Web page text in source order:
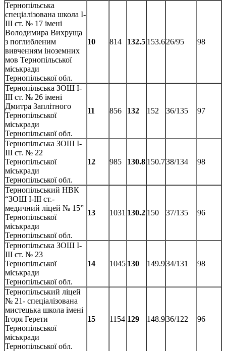
Тернопільська
спеціалізована школа І-
ІІІ ст. № 17 імені
Володимира Вихруща
з поглибленим
вивченням іноземних
мов Тернопільської
міськради
Тернопільської обл.
10 814 132.5 153.626/95 98
Тернопільська ЗОШ І-
ІІІ ст. № 26 імені
Дмитра Заплітного
Тернопільської
міськради
Тернопільської обл.
11 856 132 152 36/135 97
Тернопільська ЗОШ І-
ІІІ ст. № 22
Тернопільської
міськради
Тернопільської обл.
12 985 130.8 150.738/134 98
Тернопільський НВК
“ЗОШ І-ІІІ ст.-
медичний ліцей № 15”
Тернопільської
міськради
Тернопільської обл.
13 1031 130.2 150 37/135 96
Тернопільська ЗОШ І-
ІІІ ст. № 23
Тернопільської
міськради
Тернопільської обл.
14 1045 130 149.934/131 98
Тернопільський ліцей
№ 21- спеціалізована
мистецька школа імені
Ігоря Герети
Тернопільської
міськради
Тернопільської обл.
15 1154 129 148.936/122 96